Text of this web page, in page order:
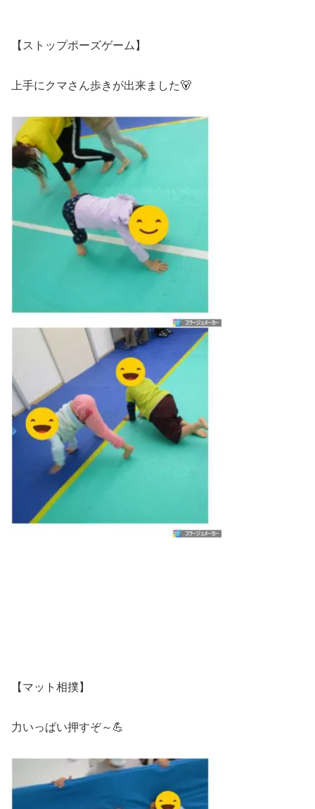
【ストップポーズゲーム】
上手にクマさん歩きが出来ました🐻
【マット相撲】
力いっぱい押すぞ～💪